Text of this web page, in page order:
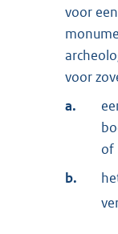
voor
voor
a.
of
b.